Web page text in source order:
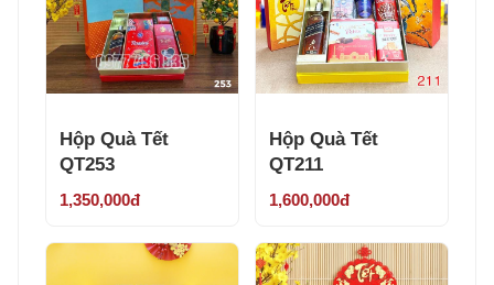
Hộp Quà Tết
QT253
1,350,000đ
Hộp Quà Tết
QT211
1,600,000đ